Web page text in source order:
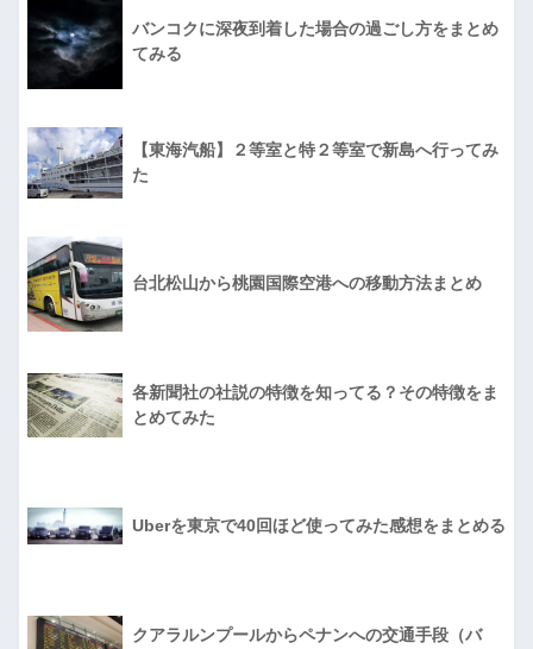
バンコクに深夜到着した場合の過ごし方をまとめ
てみる
【東海汽船】２等室と特２等室で新島へ行ってみ
た
台北松山から桃園国際空港への移動方法まとめ
各新聞社の社説の特徴を知ってる？その特徴をま
とめてみた
Uberを東京で40回ほど使ってみた感想をまとめる
クアラルンプールからペナンへの交通手段（バ